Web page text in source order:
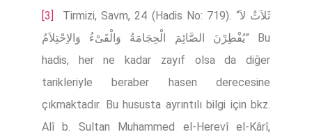
[3]
Tirmizi, Savm, 24 (Hadis No: 719). “ثَلاَثٌ لاَ
يُفْطِرْنَ الصَّائِمَ الْحِجَامَةُ وَالْقَىْءُ وَالاِحْتِلاَمُ” Bu
hadis, her ne kadar zayıf olsa da diğer
tarikleriyle beraber hasen derecesine
çıkmaktadır. Bu hususta ayrıntılı bilgi için bkz.
Alî b. Sultan Muhammed el-Herevî el-Kârî,